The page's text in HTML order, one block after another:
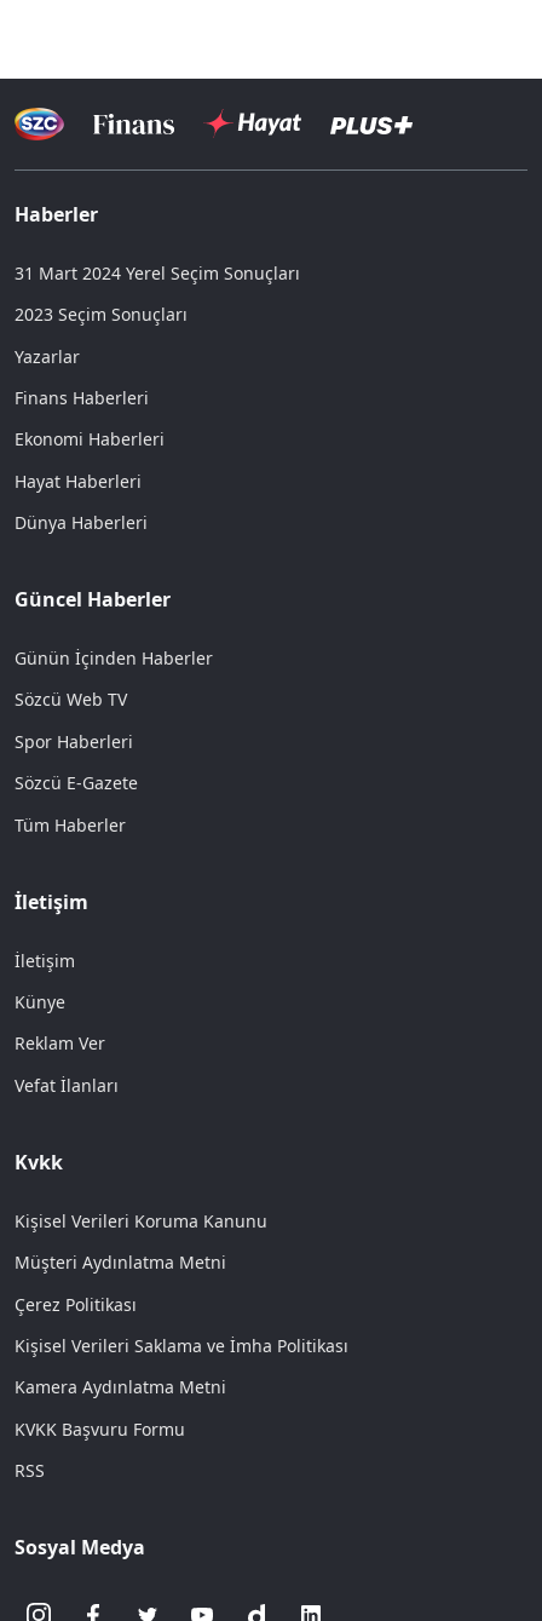
Haberler
31 Mart 2024 Yerel Seçim Sonuçları
2023 Seçim Sonuçları
Yazarlar
Finans Haberleri
Ekonomi Haberleri
Hayat Haberleri
Dünya Haberleri
Güncel Haberler
Günün İçinden Haberler
Sözcü Web TV
Spor Haberleri
Sözcü E-Gazete
Tüm Haberler
İletişim
İletişim
Künye
Reklam Ver
Vefat İlanları
Kvkk
Kişisel Verileri Koruma Kanunu
Müşteri Aydınlatma Metni
Çerez Politikası
Kişisel Verileri Saklama ve İmha Politikası
Kamera Aydınlatma Metni
KVKK Başvuru Formu
RSS
Sosyal Medya